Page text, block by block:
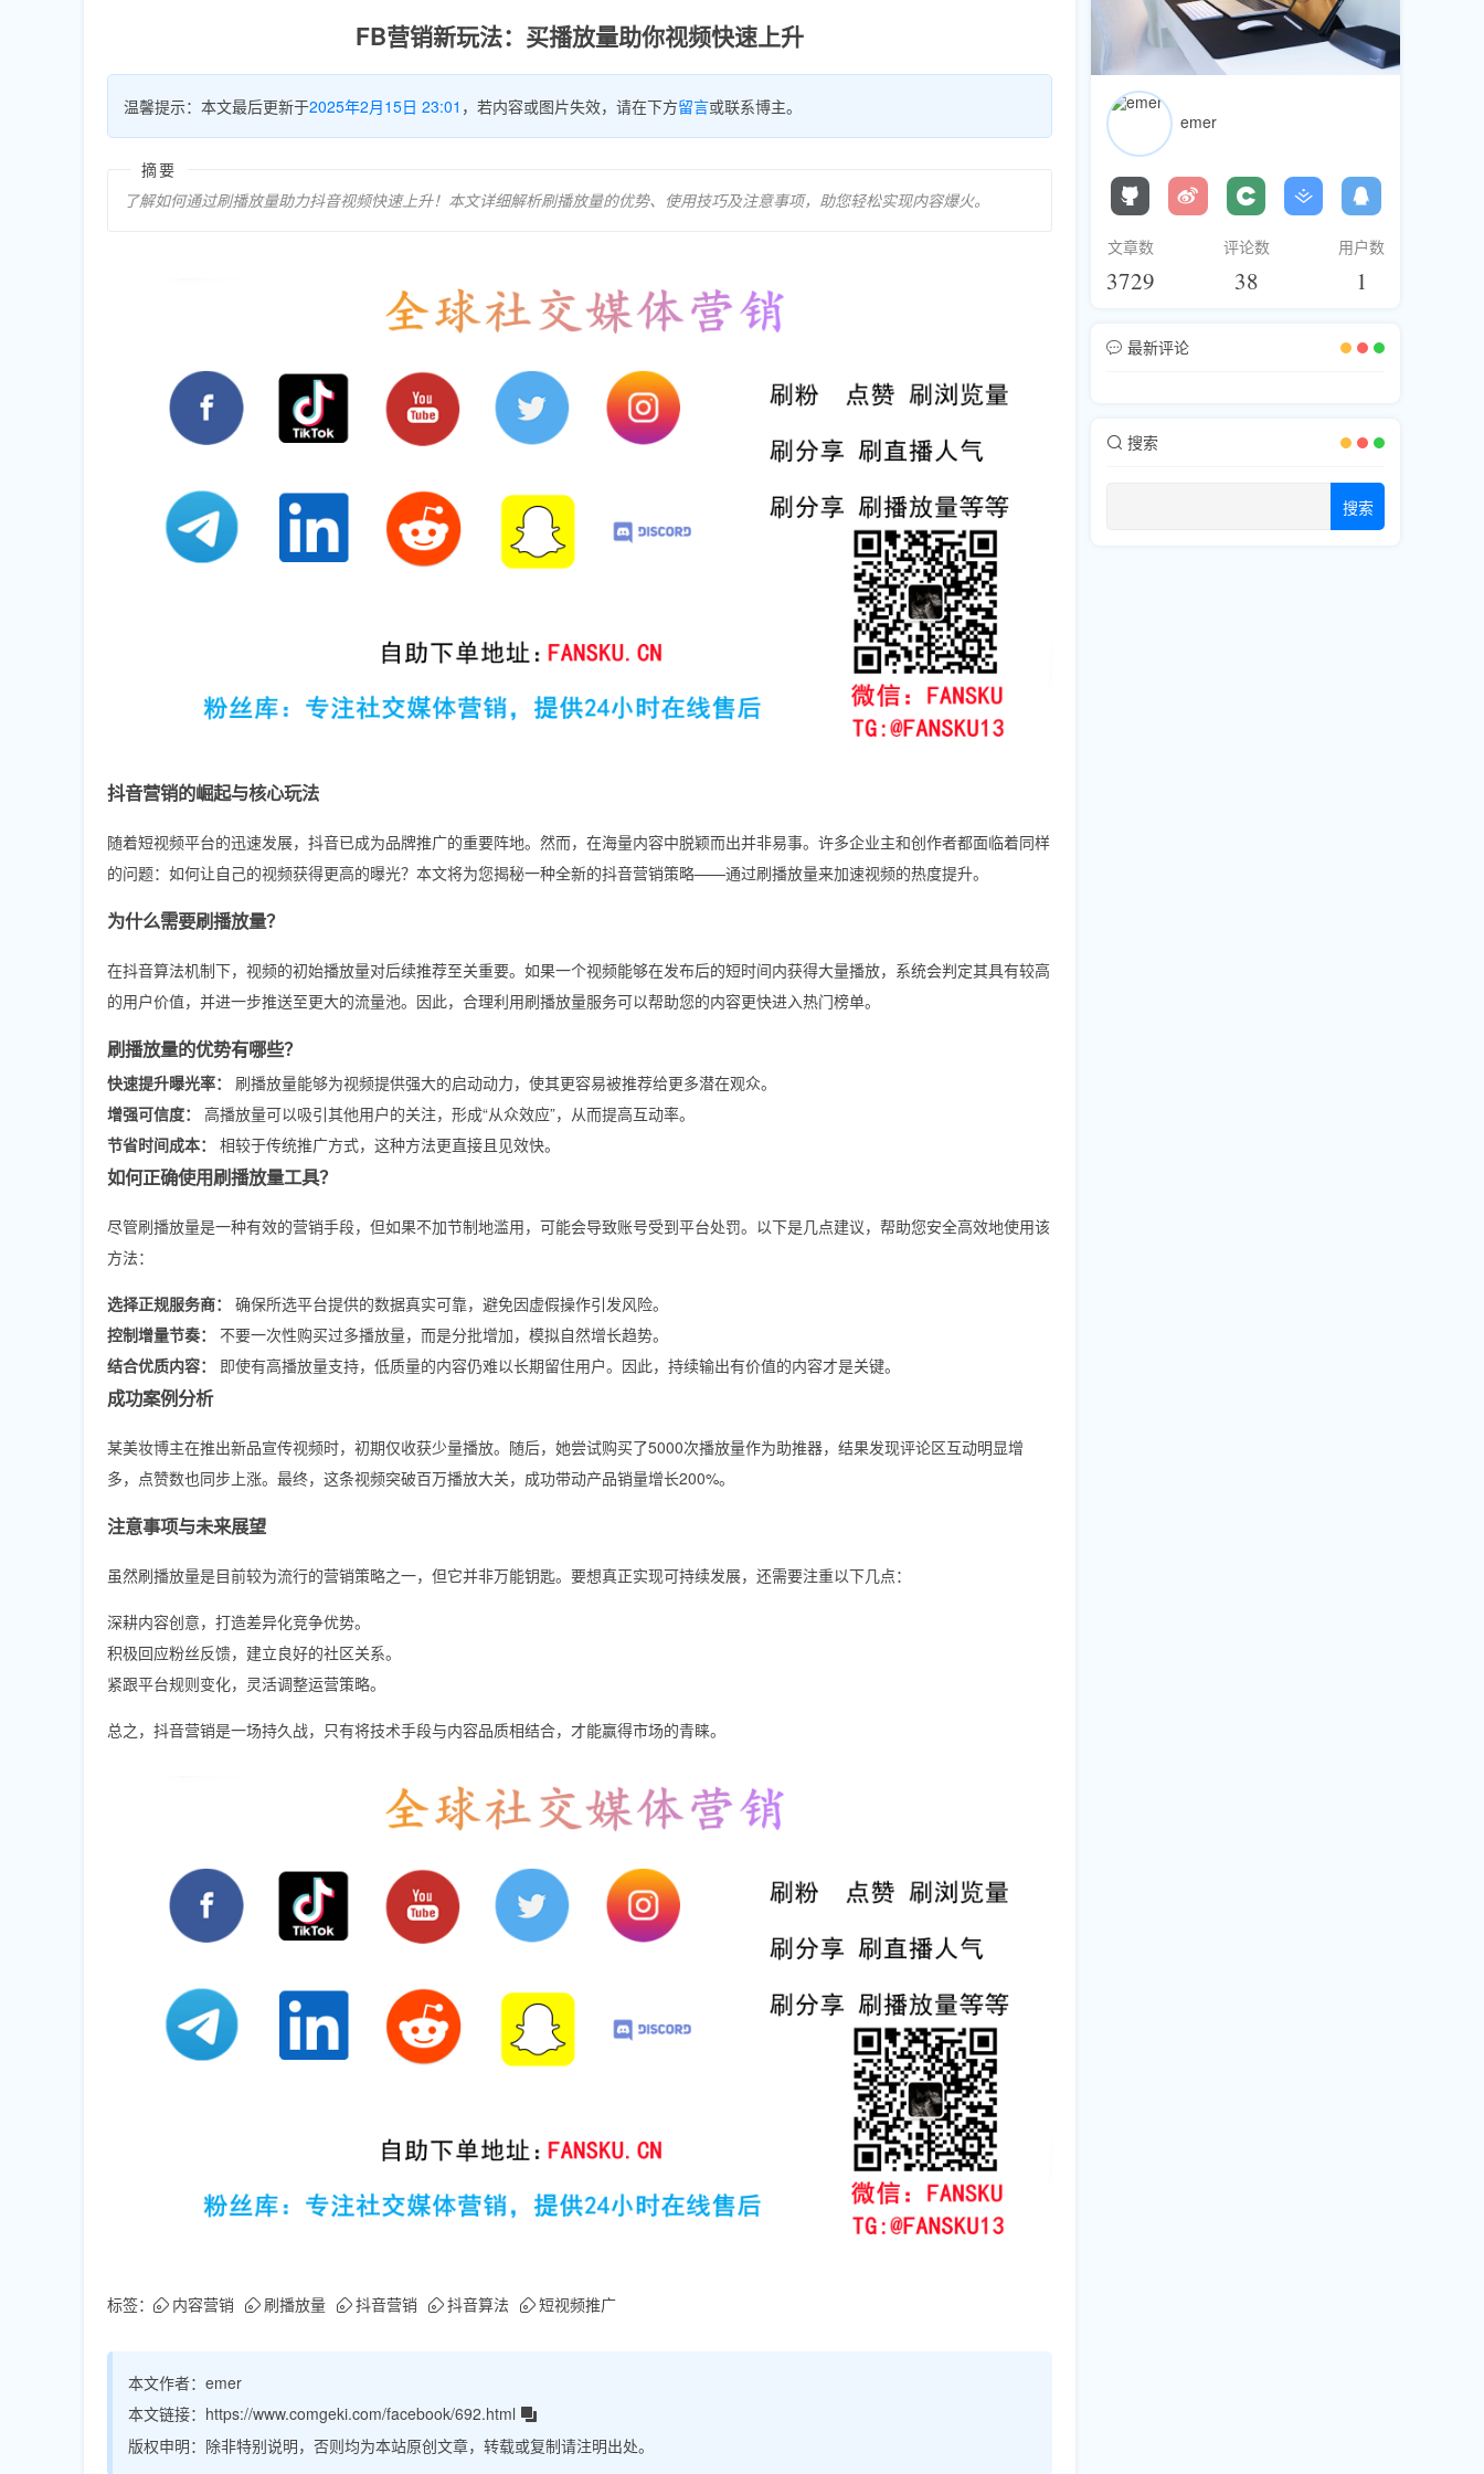
FB营销新玩法：买播放量助你视频快速上升
温馨提示：本文最后更新于2025年2月15日 23:01 ，若内容或图片失效，请在下方留言或联系博主。
摘要
了解如何通过刷播放量助力抖音视频快速上升！本文详细解析刷播放量的优势、使用技巧及注意事项，助您轻松实现内容爆火。
抖音营销的崛起与核心玩法
随着短视频平台的迅速发展，抖音已成为品牌推广的重要阵地。然而，在海量内容中脱颖而出并非易事。许多企业主和创作者都面临着同样
的问题：如何让自己的视频获得更高的曝光？本文将为您揭秘一种全新的抖音营销策略——通过刷播放量来加速视频的热度提升。
为什么需要刷播放量？
在抖音算法机制下，视频的初始播放量对后续推荐至关重要。如果一个视频能够在发布后的短时间内获得大量播放，系统会判定其具有较高
的用户价值，并进一步推送至更大的流量池。因此，合理利用刷播放量服务可以帮助您的内容更快进入热门榜单。
刷播放量的优势有哪些？
快速提升曝光率：
刷播放量能够为视频提供强大的启动动力，使其更容易被推荐给更多潜在观众。
增强可信度：
高播放量可以吸引其他用户的关注，形成“从众效应”，从而提高互动率。
节省时间成本：
相较于传统推广方式，这种方法更直接且见效快。
如何正确使用刷播放量工具？
尽管刷播放量是一种有效的营销手段，但如果不加节制地滥用，可能会导致账号受到平台处罚。以下是几点建议，帮助您安全高效地使用该
方法：
选择正规服务商：
确保所选平台提供的数据真实可靠，避免因虚假操作引发风险。
控制增量节奏：
不要一次性购买过多播放量，而是分批增加，模拟自然增长趋势。
结合优质内容：
即使有高播放量支持，低质量的内容仍难以长期留住用户。因此，持续输出有价值的内容才是关键。
成功案例分析
某美妆博主在推出新品宣传视频时，初期仅收获少量播放。随后，她尝试购买了5000次播放量作为助推器，结果发现评论区互动明显增
多，点赞数也同步上涨。最终，这条视频突破百万播放大关，成功带动产品销量增长200%。
注意事项与未来展望
虽然刷播放量是目前较为流行的营销策略之一，但它并非万能钥匙。要想真正实现可持续发展，还需要注重以下几点：
深耕内容创意，打造差异化竞争优势。
积极回应粉丝反馈，建立良好的社区关系。
紧跟平台规则变化，灵活调整运营策略。
总之，抖音营销是一场持久战，只有将技术手段与内容品质相结合，才能赢得市场的青睐。
标签： 内容营销 刷播放量 抖音营销 抖音算法 短视频推广
本文作者： emer
本文链接： https://www.comgeki.com/facebook/692.html
版权申明： 除非特别说明，否则均为本站原创文章，转载或复制请注明出处。
emer
文章数
3729
评论数
38
用户数
1
最新评论
搜索
搜索